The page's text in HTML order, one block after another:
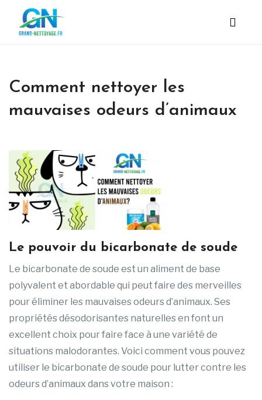
Comment nettoyer les
mauvaises odeurs d’animaux
Le pouvoir du bicarbonate de soude
Le bicarbonate de soude est un aliment de base
polyvalent et abordable qui peut faire des merveilles
pour éliminer les mauvaises odeurs d’animaux. Ses
propriétés désodorisantes naturelles en font un
excellent choix pour faire face à une variété de
situations malodorantes. Voici comment vous pouvez
utiliser le bicarbonate de soude pour lutter contre les
odeurs d’animaux dans votre maison :